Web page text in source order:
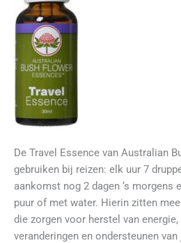
De Travel Essence van Australian
gebruiken bij reizen: elk uur 7
aankomst nog 2 dagen ‘s morgens
puur of met water. Hierin zitten
die zorgen voor herstel van
veranderingen en ondersteunen